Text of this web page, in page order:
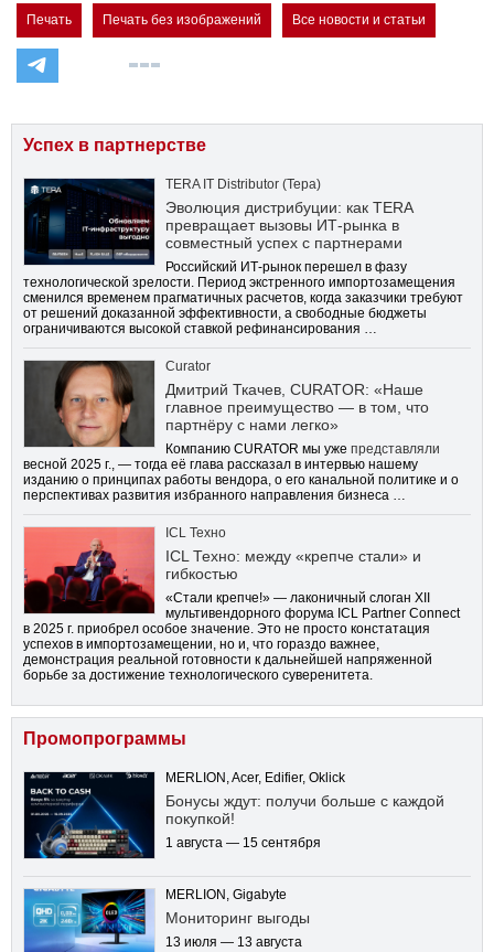
Печать Печать без изображений Все новости и статьи
Успех в партнерстве
TERA IT Distributor (Тера)
Эволюция дистрибуции: как TERA
превращает вызовы ИТ-рынка в
совместный успех с партнерами
Российский ИТ-рынок перешел в фазу
технологической зрелости. Период экстренного импортозамещения
сменился временем прагматичных расчетов, когда заказчики требуют
от решений доказанной эффективности, а свободные бюджеты
ограничиваются высокой ставкой рефинансирования …
Curator
Дмитрий Ткачев, CURATOR: «Наше
главное преимущество — в том, что
партнёру с нами легко»
Компанию CURATOR мы уже представляли
весной 2025 г., — тогда её глава рассказал в интервью нашему
изданию о принципах работы вендора, о его канальной политике и о
перспективах развития избранного направления бизнеса …
ICL Техно
ICL Техно: между «крепче стали» и
гибкостью
«Стали крепче!» — лаконичный слоган XII
мультивендорного форума ICL Partner Connect
в 2025 г. приобрел особое значение. Это не просто констатация
успехов в импортозамещении, но и, что гораздо важнее,
демонстрация реальной готовности к дальнейшей напряженной
борьбе за достижение технологического суверенитета.
Промопрограммы
MERLION, Acer, Edifier, Oklick
Бонусы ждут: получи больше с каждой
покупкой!
1 августа — 15 сентября
MERLION, Gigabyte
Мониторинг выгоды
13 июля — 13 августа